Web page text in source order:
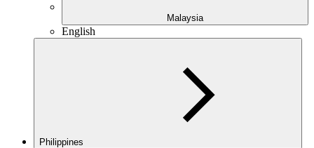
Malaysia
English
Philippines